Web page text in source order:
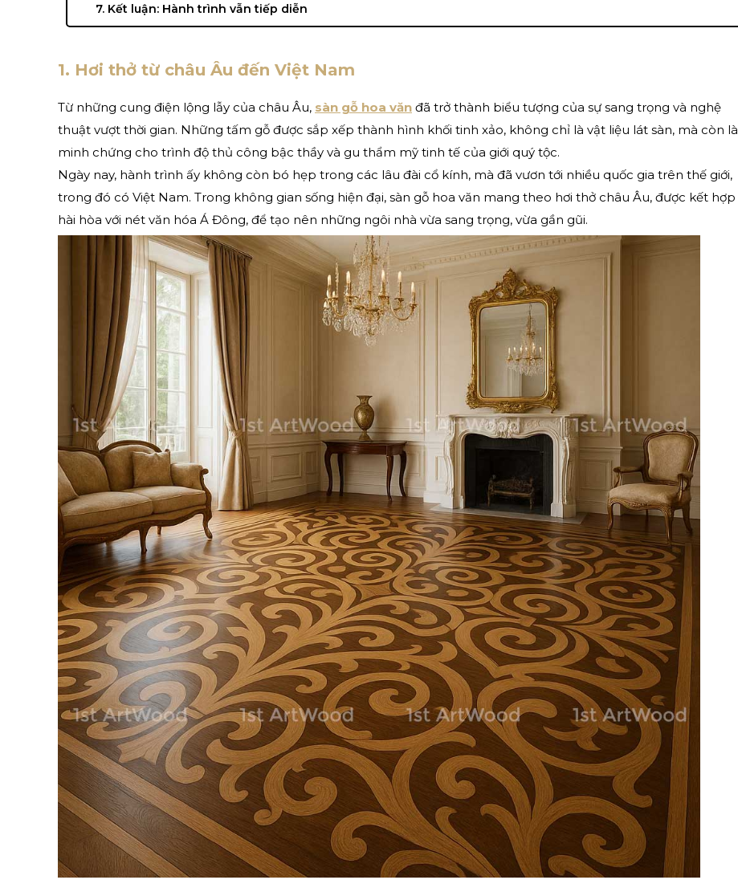
7. Kết luận: Hành trình vẫn tiếp diễn
1. Hơi thở từ châu Âu đến Việt Nam
Từ những cung điện lộng lẫy của châu Âu, sàn gỗ hoa văn đã trở thành biểu tượng của sự sang trọng và nghệ
thuật vượt thời gian. Những tấm gỗ được sắp xếp thành hình khối tinh xảo, không chỉ là vật liệu lát sàn, mà còn là
minh chứng cho trình độ thủ công bậc thầy và gu thẩm mỹ tinh tế của giới quý tộc.
Ngày nay, hành trình ấy không còn bó hẹp trong các lâu đài cổ kính, mà đã vươn tới nhiều quốc gia trên thế giới,
trong đó có Việt Nam. Trong không gian sống hiện đại, sàn gỗ hoa văn mang theo hơi thở châu Âu, được kết hợp
hài hòa với nét văn hóa Á Đông, để tạo nên những ngôi nhà vừa sang trọng, vừa gần gũi.